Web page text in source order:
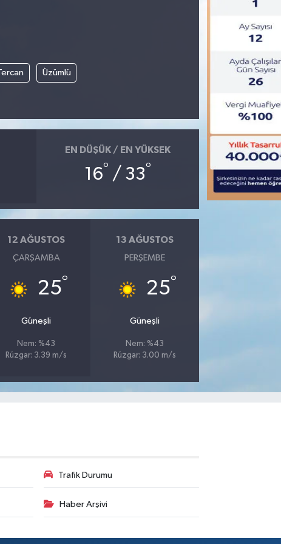
Üzümlü
EN DÜŞÜK / EN YÜKSEK
16° / 33°
12 AĞUSTOS
ÇARŞAMBA
25°
Güneşli
Nem: %43
Rüzgar: 3.39 m/s
13 AĞUSTOS
PERŞEMBE
25°
Güneşli
Nem: %43
Rüzgar: 3.00 m/s
Trafik Durumu
Haber Arşivi